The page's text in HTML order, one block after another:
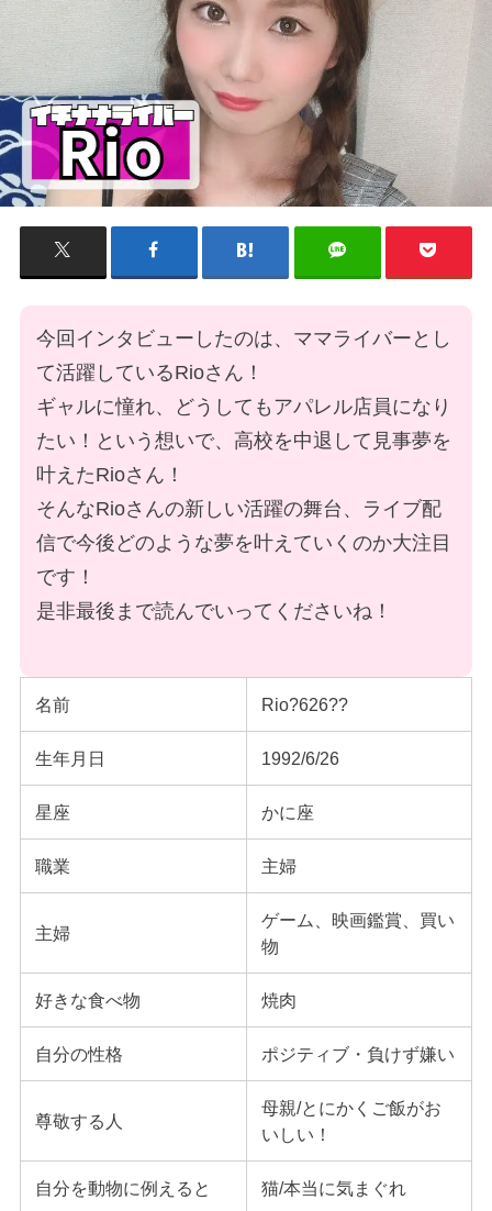
今回インタビューしたのは、ママライバーとし
て活躍しているRioさん！
ギャルに憧れ、どうしてもアパレル店員になり
たい！という想いで、高校を中退して見事夢を
叶えたRioさん！
そんなRioさんの新しい活躍の舞台、ライブ配
信で今後どのような夢を叶えていくのか大注目
です！
是非最後まで読んでいってくださいね！
名前 Rio?626??
生年月日 1992/6/26
星座 かに座
職業 主婦
主婦
ゲーム、映画鑑賞、買い
物
好きな食べ物 焼肉
自分の性格 ポジティブ・負けず嫌い
尊敬する人
母親/とにかくご飯がお
いしい！
自分を動物に例えると 猫/本当に気まぐれ